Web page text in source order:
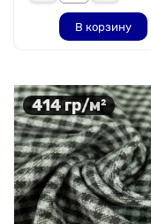
В корзину
414 гр/м²